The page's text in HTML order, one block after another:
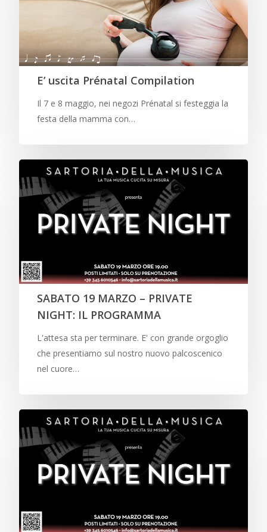
E’ uscita Prénatal Compilation
Il 7 e 8 maggio, nei negozi Prénatal si festeggia la
festa della mamma con…
SABATO 19 MARZO – PRIVATE
NIGHT: IL PROGRAMMA
L'attesa sta per terminare. E' con grande orgoglio
che presentiamo sul nostro nuovo palcoscenico
nel cuore…